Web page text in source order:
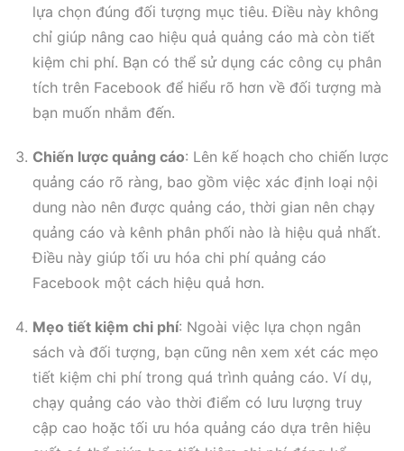
lựa chọn đúng đối tượng mục tiêu. Điều này không
chỉ giúp nâng cao hiệu quả quảng cáo mà còn tiết
kiệm chi phí. Bạn có thể sử dụng các công cụ phân
tích trên Facebook để hiểu rõ hơn về đối tượng mà
bạn muốn nhắm đến.
Chiến lược quảng cáo: Lên kế hoạch cho chiến lược
quảng cáo rõ ràng, bao gồm việc xác định loại nội
dung nào nên được quảng cáo, thời gian nên chạy
quảng cáo và kênh phân phối nào là hiệu quả nhất.
Điều này giúp tối ưu hóa chi phí quảng cáo
Facebook một cách hiệu quả hơn.
Mẹo tiết kiệm chi phí: Ngoài việc lựa chọn ngân
sách và đối tượng, bạn cũng nên xem xét các mẹo
tiết kiệm chi phí trong quá trình quảng cáo. Ví dụ,
chạy quảng cáo vào thời điểm có lưu lượng truy
cập cao hoặc tối ưu hóa quảng cáo dựa trên hiệu